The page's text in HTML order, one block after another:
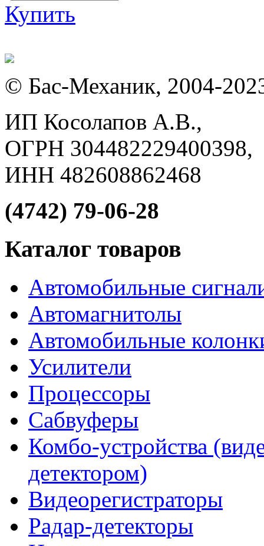
Купить
© Бас-Механик, 2004-
ИП Косолапов А.В.,
ОГРН 304482229400398,
ИНН 482608862468
(4742) 79-06-28
Каталог товаров
Автомобильные
Автомагнитолы
Автомобильные
Усилители
Процессоры
Сабвуферы
Комбо-устройства
детектором)
Видеорегистраторы
Радар-детекторы